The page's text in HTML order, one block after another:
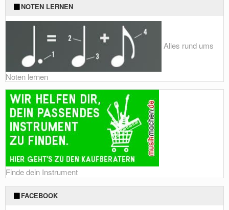
NOTEN LERNEN
Alles rund ums
Noten lernen
Finde dein Instrument
FACEBOOK